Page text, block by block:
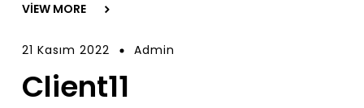
VIEW MORE
21 Kasım 2022 Admin
Client11